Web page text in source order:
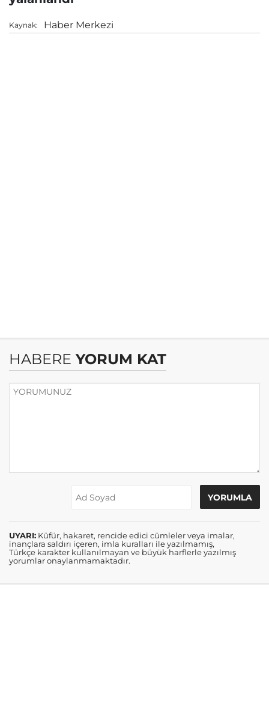
Kaynak: Haber Merkezi
HABERE YORUM KAT
UYARI: Küfür, hakaret, rencide edici cümleler veya imalar,
inançlara saldırı içeren, imla kuralları ile yazılmamış,
Türkçe karakter kullanılmayan ve büyük harflerle yazılmış
yorumlar onaylanmamaktadır.